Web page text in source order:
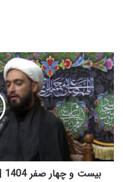
ب
ی
س
ت
و
چ
ه
ا
ر
بیست و چهار صفر 1404 | دفاع از سیدالشهداء علیه السلام